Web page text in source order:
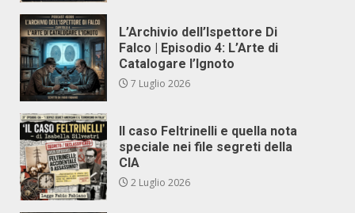
L’Archivio dell’Ispettore Di
Falco | Episodio 4: L’Arte di
Catalogare l’Ignoto
7 Luglio 2026
Il caso Feltrinelli e quella nota
speciale nei file segreti della
CIA
2 Luglio 2026